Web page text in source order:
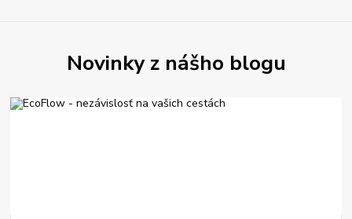
Novinky z nášho blogu